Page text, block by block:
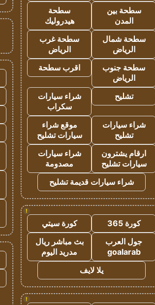
سطحة بين
المدن
سطحة
هيدروليك
سطحة شمال
الرياض
سطحة غرب
الرياض
سطحة جنوب
الرياض
اقرب سطحة
تشليح
شراء سيارات
سكراب
شراء سيارات
تشليح
موقع شراء
سيارات تشليح
ارقام يشترون
سيارات تشليح
شراء سيارات
مصدومة
شراء سيارات قديمة تشليح
!
كورة 365
كورة سيتي
جول العرب
goalarab
بث مباشر ريال
مدريد اليوم
يلا لايف
!